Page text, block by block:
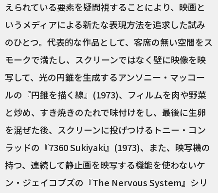
えられている要素を疑問視することにより、映画と
いうメディアによる新たな表現方法を追求した試み
のひとつ。代表的な作品として、客席の無い空間をス
モークで満たし、スクリーンではなく壁に映像を映
写して、光の円錐を生成するアンソニー・マッコー
ルの『円錐を描く線』(1973)、フィルムを肉や野菜
と炒め、すき焼きのたれで味付けをし、最後に生卵
を混ぜた後、スクリーンに投げつけるトニー・コン
ラッドの『7360 Sukiyaki』(1973)、また、映写機の
持つ、連続して静止画を映写する機能を使わないケ
ン・ジェイコブズの『The Nervous System』シリ